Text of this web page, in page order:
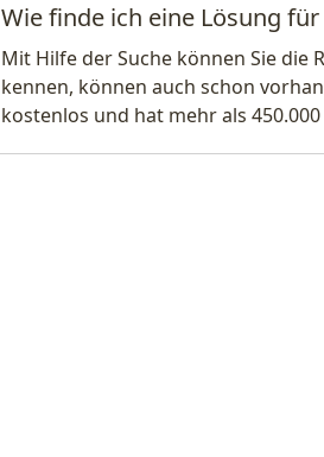
Wie finde ich eine Lösung
Mit Hilfe der Suche können Sie die
kennen, können auch schon
kostenlos und hat mehr als